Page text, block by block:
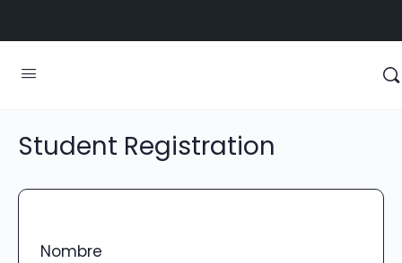
Student Registration
Nombre